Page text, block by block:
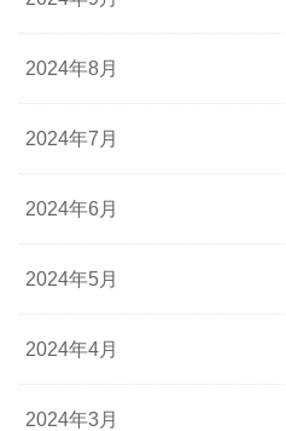
2024年8月
2024年7月
2024年6月
2024年5月
2024年4月
2024年3月